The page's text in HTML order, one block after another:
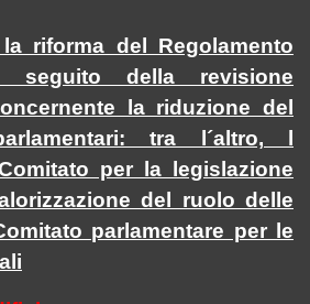
la riforma del Regolamento
della revisione
la riduzione del
tra l´altro, l
per la legislazione
del ruolo delle
parlamentare per le